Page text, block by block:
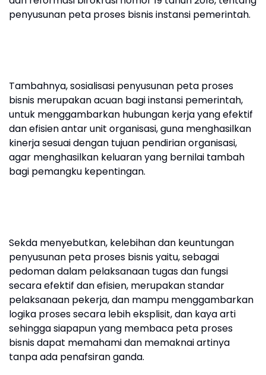
penyusunan peta proses bisnis instansi pemerintah.
Tambahnya, sosialisasi penyusunan peta proses
bisnis merupakan acuan bagi instansi pemerintah,
untuk menggambarkan hubungan kerja yang efektif
dan efisien antar unit organisasi, guna menghasilkan
kinerja sesuai dengan tujuan pendirian organisasi,
agar menghasilkan keluaran yang bernilai tambah
bagi pemangku kepentingan.
Sekda menyebutkan, kelebihan dan keuntungan
penyusunan peta proses bisnis yaitu, sebagai
pedoman dalam pelaksanaan tugas dan fungsi
secara efektif dan efisien, merupakan standar
pelaksanaan pekerja, dan mampu menggambarkan
logika proses secara lebih eksplisit, dan kaya arti
sehingga siapapun yang membaca peta proses
bisnis dapat memahami dan memaknai artinya
tanpa ada penafsiran ganda.